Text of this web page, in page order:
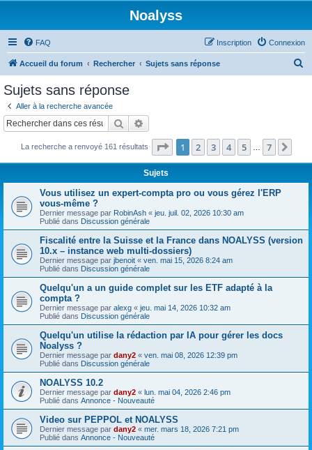
Noalyss
FAQ Connexion
Inscription
Accueil du forum Rechercher Sujets sans réponse
c
Sujets sans réponse
Aller à la recherche avancée
Rechercher
La recherche a renvoyé 161 résultats Page 1sur7
1 2 3 4 5 7
Sujets
Vous utilisez un expert-compta pro ou vous gérez l'ERP
vous-même ?
Dernier message par RobinAsh « jeu. juil. 02, 2026 10:30 am
Publié dans Discussion générale
Fiscalité entre la Suisse et la France dans NOALYSS (version
10.x – instance web multi-dossiers)
Dernier message par jbenoit « ven. mai 15, 2026 8:24 am
Publié dans Discussion générale
Quelqu'un a un guide complet sur les ETF adapté à la
compta ?
Dernier message par alexg « jeu. mai 14, 2026 10:32 am
Publié dans Discussion générale
Quelqu'un utilise la rédaction par IA pour gérer les docs
Noalyss ?
Dernier message par dany2 « ven. mai 08, 2026 12:39 pm
Publié dans Discussion générale
NOALYSS 10.2
Dernier message par dany2 « lun. mai 04, 2026 2:46 pm
Publié dans Annonce - Nouveauté
Video sur PEPPOL et NOALYSS
Dernier message par dany2 « mer. mars 18, 2026 7:21 pm
Publié dans Annonce - Nouveauté